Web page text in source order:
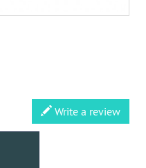
Write a review